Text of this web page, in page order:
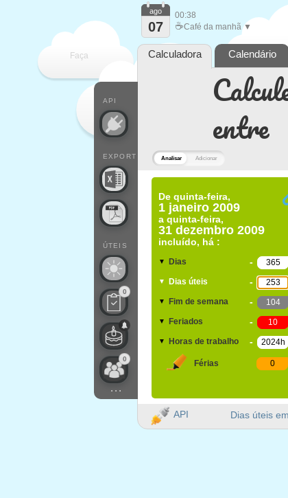
Analisar Adicionar
entre
De quinta-feira,
1 janeiro 2009
a quinta-feira,
31 dezembro 2009
incluído, há :
▼ Dias -
▼ Dias úteis -
▼ Fim de semana -
▼ Feriados -
▼ Horas de trabalho -
Férias
Faça
API
EXPORT
ÚTEIS
0
0
...
ago
07
00:38
☕Café da manhã ▼
Calculadora Calendário
Dias úteis
API